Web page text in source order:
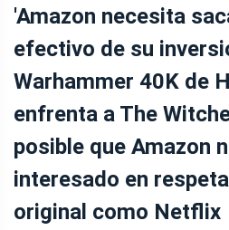
'Amazon necesita
efectivo de su
Warhammer 40K de
enfrenta a The
posible que Amazon
interesado en
original como Netflix